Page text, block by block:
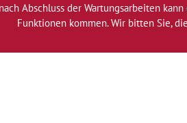
Abschluss der Wartungsarbeiten
Funktionen kommen. Wir bitten Sie,